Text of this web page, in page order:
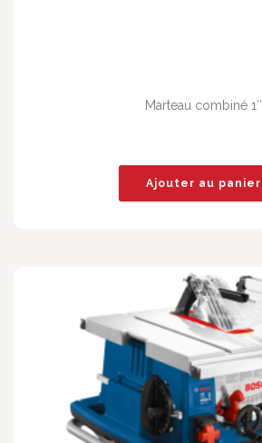
Marteau combiné 1″
Ajouter au panier